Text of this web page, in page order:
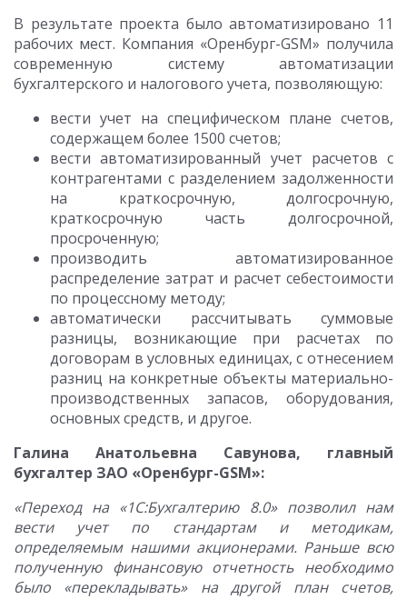
В результате проекта было автоматизировано 11
рабочих мест. Компания «Оренбург-GSM» получила
современную систему автоматизации
бухгалтерского и налогового учета, позволяющую:
вести учет на специфическом плане счетов,
содержащем более 1500 счетов;
вести автоматизированный учет расчетов с
контрагентами с разделением задолженности
на краткосрочную, долгосрочную,
краткосрочную часть долгосрочной,
просроченную;
производить автоматизированное
распределение затрат и расчет себестоимости
по процессному методу;
автоматически рассчитывать суммовые
разницы, возникающие при расчетах по
договорам в условных единицах, с отнесением
разниц на конкретные объекты материально-
производственных запасов, оборудования,
основных средств, и другое.
Галина Анатольевна Савунова, главный
бухгалтер ЗАО «Оренбург-GSM»:
«Переход на «1С:Бухгалтерию 8.0» позволил нам
вести учет по стандартам и методикам,
определяемым нашими акционерами. Раньше всю
полученную финансовую отчетность необходимо
было «перекладывать» на другой план счетов,